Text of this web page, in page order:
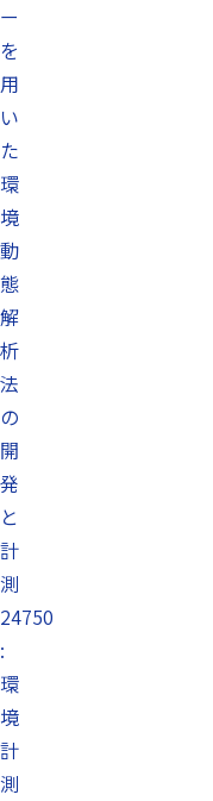
ー
を
用
い
た
環
境
動
態
解
析
法
の
開
発
と
計
測
24750
:
環
境
計
測